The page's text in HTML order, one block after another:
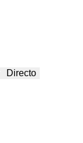
Directo